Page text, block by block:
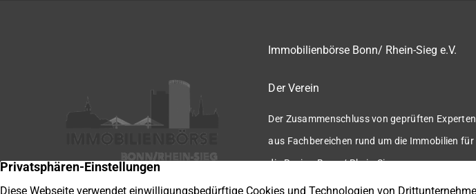
Immobilienbörse Bonn/ Rhein-Sieg e.V.
Der Verein
Der Zusammenschluss von geprüften Experten
aus Fachbereichen rund um die Immobilien für
die Region Bonn / Rhein-Sieg.